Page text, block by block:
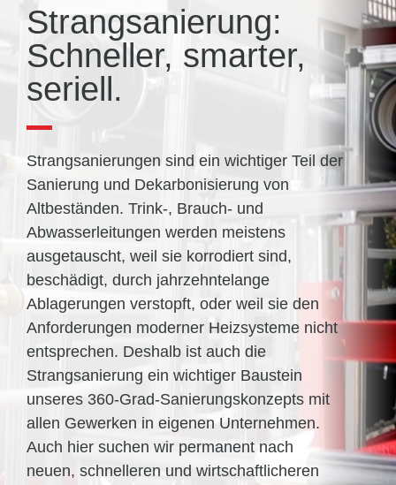
Strangsanierung:
Schneller, smarter,
seriell.
Strangsanierungen sind ein wichtiger Teil der
Sanierung und Dekarbonisierung von
Altbeständen. Trink-, Brauch- und
Abwasserleitungen werden meistens
ausgetauscht, weil sie korrodiert sind,
beschädigt, durch jahrzehntelange
Ablagerungen verstopft, oder weil sie den
Anforderungen moderner Heizsysteme nicht
entsprechen. Deshalb ist auch die
Strangsanierung ein wichtiger Baustein
unseres 360-Grad-Sanierungskonzepts mit
allen Gewerken in eigenen Unternehmen.
Auch hier suchen wir permanent nach
neuen, schnelleren und wirtschaftlicheren